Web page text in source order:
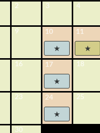
2 3 4
9 10 11
16 17 18
23 24 25
30